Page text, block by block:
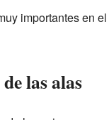
importantes en
las alas